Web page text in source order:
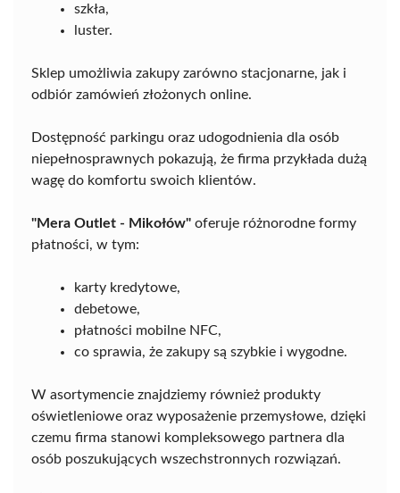
szkła,
luster.
Sklep umożliwia zakupy zarówno stacjonarne, jak i
odbiór zamówień złożonych online.
Dostępność parkingu oraz udogodnienia dla osób
niepełnosprawnych pokazują, że firma przykłada dużą
wagę do komfortu swoich klientów.
"Mera Outlet - Mikołów" oferuje różnorodne formy
płatności, w tym:
karty kredytowe,
debetowe,
płatności mobilne NFC,
co sprawia, że zakupy są szybkie i wygodne.
W asortymencie znajdziemy również produkty
oświetleniowe oraz wyposażenie przemysłowe, dzięki
czemu firma stanowi kompleksowego partnera dla
osób poszukujących wszechstronnych rozwiązań.